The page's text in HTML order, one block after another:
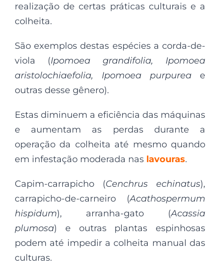
realização de certas práticas culturais e a
colheita.
São exemplos destas espécies a corda-de-
viola (Ipomoea grandifolia, Ipomoea
aristolochiaefolia, Ipomoea purpurea e
outras desse gênero).
Estas diminuem a eficiência das máquinas
e aumentam as perdas durante a
operação da colheita até mesmo quando
em infestação moderada nas lavouras.
Capim-carrapicho (Cenchrus echinatus),
carrapicho-de-carneiro (Acathospermum
hispidum), arranha-gato (Acassia
plumosa) e outras plantas espinhosas
podem até impedir a colheita manual das
culturas.